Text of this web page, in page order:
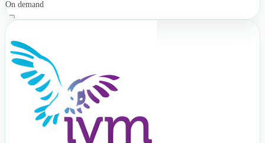
On demand